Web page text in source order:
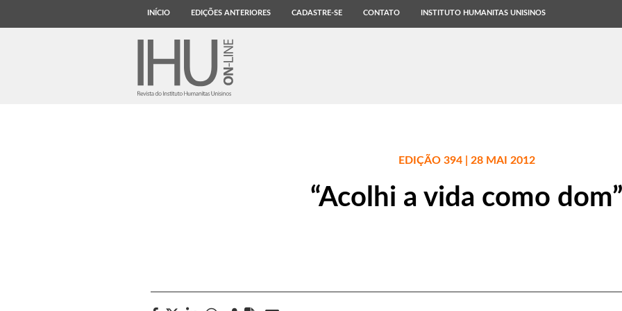
INÍCIO EDIÇÕES ANTERIORES CADASTRE-SE CONTATO INSTITUTO HUMANITAS UNISINOS
EDIÇÃO 394 | 28 MAI 2012
“Acolhi a vida como dom”